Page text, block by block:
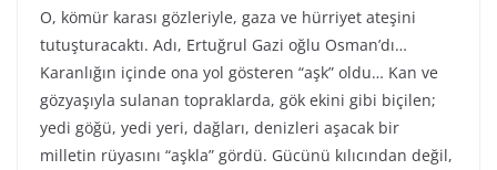
O, kömür karası gözleriyle, gaza ve hürriyet ateşini
tutuşturacaktı. Adı, Ertuğrul Gazi oğlu Osman’dı…
Karanlığın içinde ona yol gösteren “aşk” oldu… Kan ve
gözyaşıyla sulanan topraklarda, gök ekini gibi biçilen;
yedi göğü, yedi yeri, dağları, denizleri aşacak bir
milletin rüyasını “aşkla” gördü. Gücünü kılıcından değil,